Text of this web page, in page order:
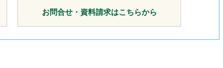
お問合せ・資料請求はこちらから